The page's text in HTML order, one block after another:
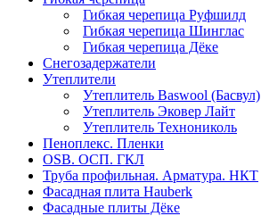
Гибкая черепица Руфшилд
Гибкая черепица Шинглас
Гибкая черепица Дёке
Снегозадержатели
Утеплители
Утеплитель Baswool (Басвул)
Утеплитель Эковер Лайт
Утеплитель Технониколь
Пеноплекс. Пленки
OSB. ОСП. ГКЛ
Труба профильная. Арматура. НКТ
Фасадная плита Hauberk
Фасадные плиты Дёке